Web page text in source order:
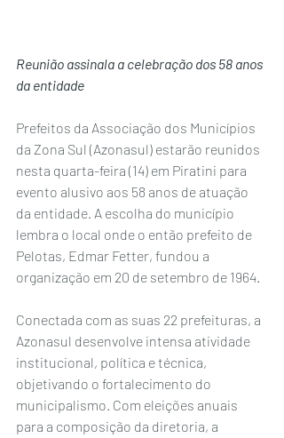
Reunião assinala a celebração dos 58 anos
da entidade
Prefeitos da Associação dos Municípios
da Zona Sul (Azonasul) estarão reunidos
nesta quarta-feira (14) em Piratini para
evento alusivo aos 58 anos de atuação
da entidade. A escolha do município
lembra o local onde o então prefeito de
Pelotas, Edmar Fetter, fundou a
organização em 20 de setembro de 1964.
Conectada com as suas 22 prefeituras, a
Azonasul desenvolve intensa atividade
institucional, política e técnica,
objetivando o fortalecimento do
municipalismo. Com eleições anuais
para a composição da diretoria, a